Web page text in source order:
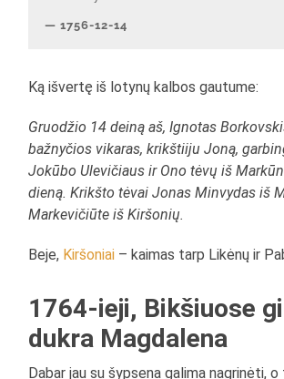
1756-12-14
Ką išvertę iš lotynų kalbos gautume:
Gruodžio 14 deiną aš, Ignotas
bažnyčios vikaras, krikštiiju Joną,
Jokūbo Ulevičiaus ir Ono tėvų iš
dieną. Krikšto tėvai Jonas Minvydas iš
Markevičiūte iš Kiršonių.
Beje, Kiršoniai – kaimas tarp Likėnų ir
1764-ieji, Bikšiuose
dukra Magdalena
Dabar jau su šypsena galima nagrinėti,